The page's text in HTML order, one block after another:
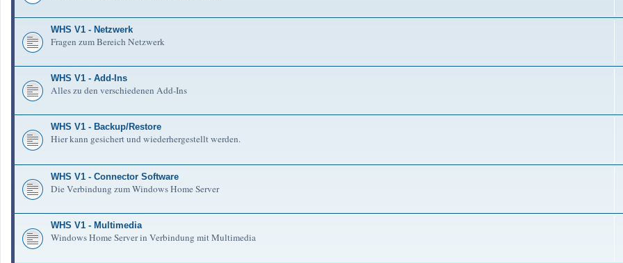
WHS V1 - Netzwerk
Fragen zum Bereich Netzwerk
WHS V1 - Add-Ins
Alles zu den verschiedenen Add-Ins
WHS V1 - Backup/Restore
Hier kann gesichert und wiederhergestellt werden.
WHS V1 - Connector Software
Die Verbindung zum Windows Home Server
WHS V1 - Multimedia
Windows Home Server in Verbindung mit Multimedia